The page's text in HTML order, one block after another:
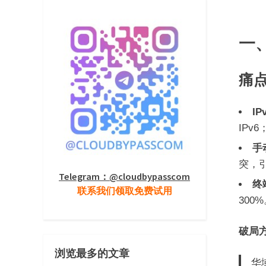
一
痛
IPv6
手
突，
终
300%
破局
华
Telegram：@cloudbypasscom
联系我们领取免费试用
浏览最多的文章